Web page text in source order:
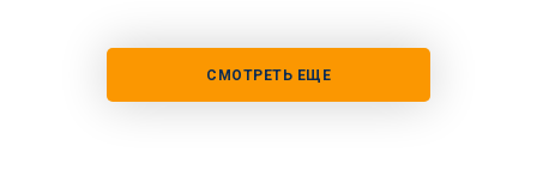
СМОТРЕТЬ ЕЩЕ